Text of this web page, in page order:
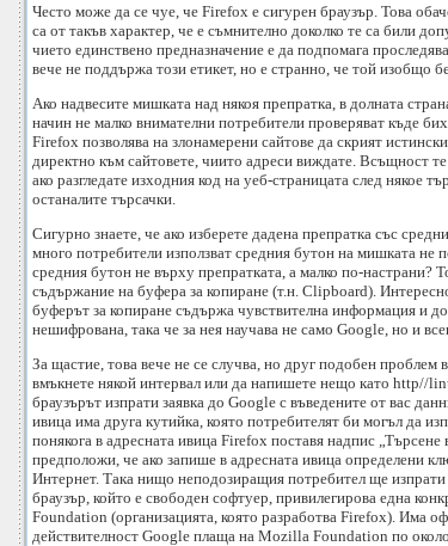
Често може да се чуе, че Firefox е сигурен браузър. Това
са от такъв характер, че е съмнително доколко те са били
чието единствено предназначение е да подпомага
вече не поддържа този етикет, но е странно, че той изобщо
Ако надвесите мишката над някоя препратка, в долната
начин не малко внимателни потребители проверяват къде
Firefox позволява на злонамерени сайтове да скрият
директно към сайтовете, чиито адреси виждате. Всъщност
ако разгледате изходния код на уеб-страницата след някое
останалите търсачки.
Сигурно знаете, че ако изберете дадена препратка със
много потребители използват средния бутон на мишката не
средния бутон не върху препратката, а малко по-настрани?
съдържание на буфера за копиране (т.н. Clipboard).
буферът за копиране съдържа чувствителна информация и
нешифрована, така че за нея научава не само Google, но и
За щастие, това вече не се случва, но друг подобен проблем
вмъкнете някой интервал или да напишете нещо като http//
браузърът изпрати заявка до Google с въведените от вас
ивица има друга кутийка, която потребителят би могъл да
понякога в адресната ивица Firefox поставя надпис
предположи, че ако запише в адресната ивица определени
Интернет. Така нищо неподозиращия потребител ще
браузър, който е свободен софтуер, привилегирова една
Foundation (организацията, която разработва Firefox). Има
действителност Google плаща на Mozilla Foundation по